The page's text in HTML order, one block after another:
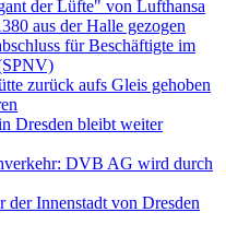
der Lüfte" von Lufthansa
aus der Halle gezogen
für Beschäftigte im
zurück aufs Gleis gehoben
Dresden bleibt weiter
DVB AG wird durch
der Innenstadt von Dresden